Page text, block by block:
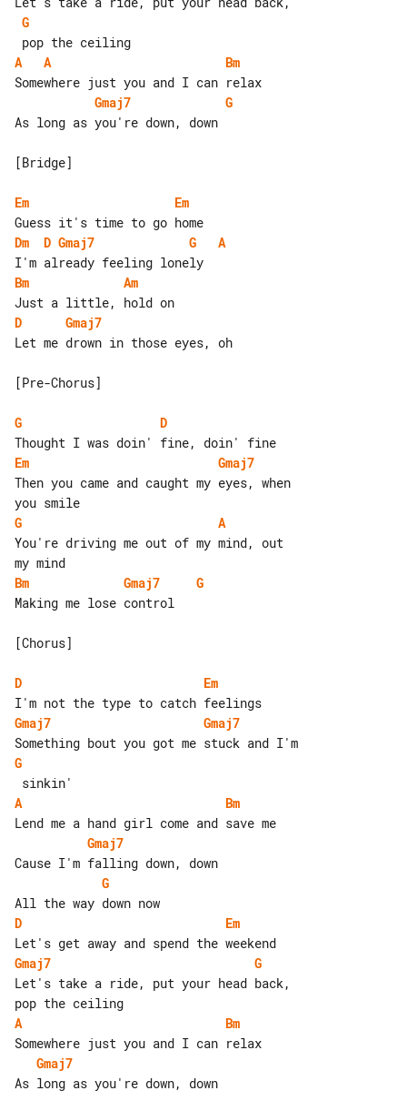
G
A
A
Bm
Gmaj7
G
As long as you're down, down
[Bridge]
Em
Em
Dm
D Gmaj7 G
A
Bm
Am
D
Gmaj7
Let me drown in those eyes, oh
[Pre-Chorus]
G
D
Em
Gmaj7
Then you came and caught my eyes, when
G
A
You're driving me out of my mind, out
Bm
Gmaj7
G
Making me lose control
[Chorus]
D
Em
Gmaj7
Gmaj7
G
A
Bm
Gmaj7
G
D
Em
Gmaj7
G
Let's take a ride, put your head back,
A
Bm
Gmaj7
As long as you're down, down